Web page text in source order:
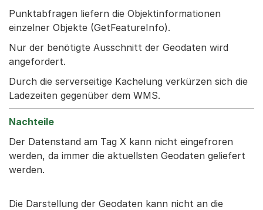
Punktabfragen liefern die Objektinformationen
einzelner Objekte (GetFeatureInfo).
Nur der benötigte Ausschnitt der Geodaten wird
angefordert.
Durch die serverseitige Kachelung verkürzen sich die
Ladezeiten gegenüber dem WMS.
Der Datenstand am Tag X kann nicht eingefroren
werden, da immer die aktuellsten Geodaten geliefert
werden.
Die Darstellung der Geodaten kann nicht an die